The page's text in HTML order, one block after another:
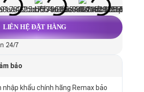
LIÊN HỆ ĐẶT HÀNG
24/7
bảo
nhập khẩu chính hãng Remax bảo